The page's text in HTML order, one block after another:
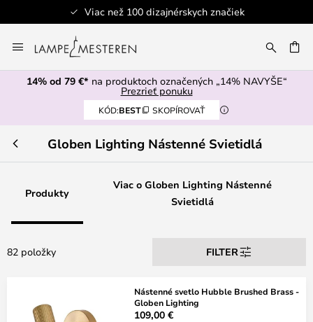
100 dizajnérskych značiek
to
Content
14% od 79 €* na produktoch označených „14% NAVYŠE“
Prezrieť ponuku
KÓD:BEST SKOPÍROVAŤ
Globen Lighting Nástenné Svietidlá
Produkty
Viac o Globen Lighting Nástenné
Svietidlá
82 položky FILTER
Nástenné svetlo Hubble Brushed Brass -
Globen Lighting
109,00 €